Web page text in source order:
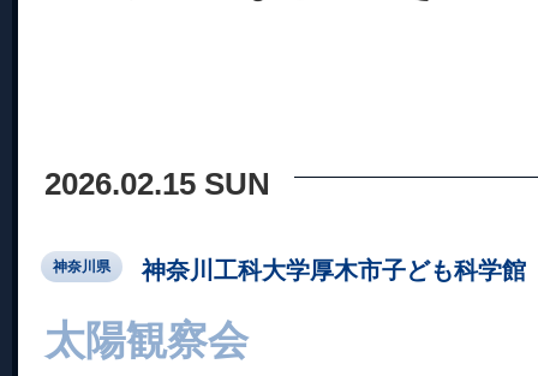
2026.02.15 SUN
神奈川県 神奈川工科大学厚木市子ども科学館
太陽観察会